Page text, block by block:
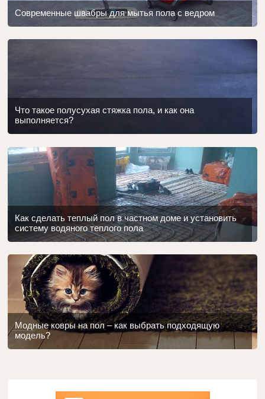
Современные швабры для мытья пола с ведром
Что такое полусухая стяжка пола, и как она
выполняется?
Как сделать теплый пол в частном доме и установить
систему водяного теплого пола
Модные ковры на пол – как выбрать подходящую
модель?